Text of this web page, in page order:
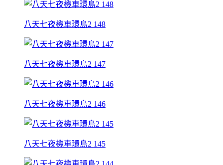
八天七夜機車環島2 148
八天七夜機車環島2 147
八天七夜機車環島2 146
八天七夜機車環島2 145